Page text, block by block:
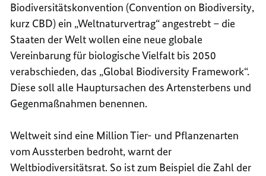
Biodiversitätskonvention (Convention on Biodiversity,
kurz CBD) ein „Weltnaturvertrag“ angestrebt – die
Staaten der Welt wollen eine neue globale
Vereinbarung für biologische Vielfalt bis 2050
verabschieden, das „Global Biodiversity Framework“.
Diese soll alle Hauptursachen des Artensterbens und
Gegenmaßnahmen benennen.
Weltweit sind eine Million Tier- und Pflanzenarten
vom Aussterben bedroht, warnt der
Weltbiodiversitätsrat. So ist zum Beispiel die Zahl der